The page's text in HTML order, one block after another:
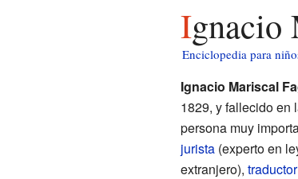
Enciclopedia para
Ignacio Mariscal
1829, y fallecido en
persona muy
jurista(experto en
extranjero), traductor